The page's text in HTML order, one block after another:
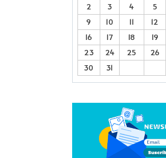
2
3 4 5
9
10 11 12
16
17 18 19
23
24 25 26
30
31